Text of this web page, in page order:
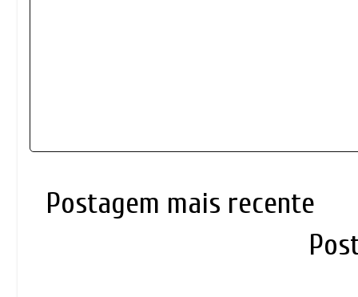
Postagem mais recente